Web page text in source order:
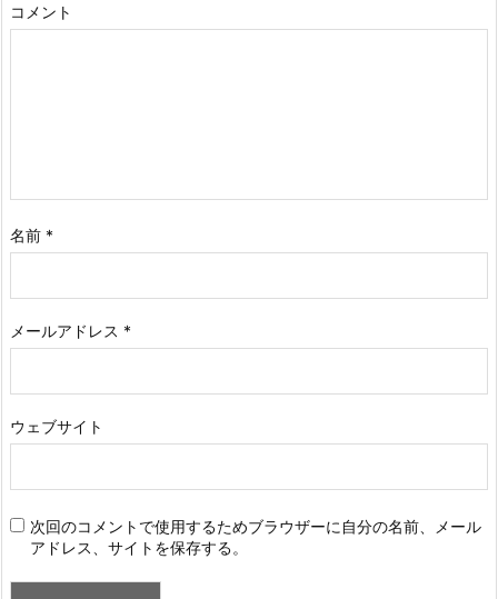
コメント
名前 *
メールアドレス *
ウェブサイト
次回のコメントで使用するためブラウザーに自分の名前、メール
アドレス、サイトを保存する。